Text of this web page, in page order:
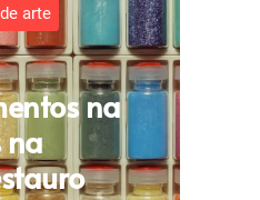
arte
na
na